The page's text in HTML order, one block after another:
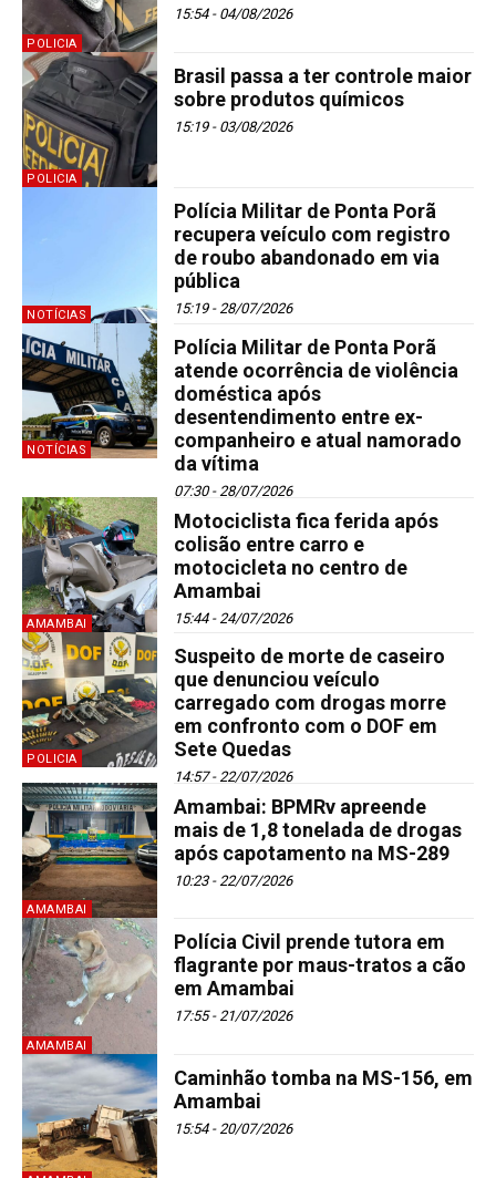
POLICIA
15:54 - 04/08/2026
POLICIA
Brasil passa a ter controle maior
sobre produtos químicos
15:19 - 03/08/2026
NOTÍCIAS
Polícia Militar de Ponta Porã
recupera veículo com registro
de roubo abandonado em via
pública
15:19 - 28/07/2026
NOTÍCIAS
Polícia Militar de Ponta Porã
atende ocorrência de violência
doméstica após
desentendimento entre ex-
companheiro e atual namorado
da vítima
07:30 - 28/07/2026
AMAMBAI
Motociclista fica ferida após
colisão entre carro e
motocicleta no centro de
Amambai
15:44 - 24/07/2026
POLICIA
Suspeito de morte de caseiro
que denunciou veículo
carregado com drogas morre
em confronto com o DOF em
Sete Quedas
14:57 - 22/07/2026
AMAMBAI
Amambai: BPMRv apreende
mais de 1,8 tonelada de drogas
após capotamento na MS-289
10:23 - 22/07/2026
AMAMBAI
Polícia Civil prende tutora em
flagrante por maus-tratos a cão
em Amambai
17:55 - 21/07/2026
Caminhão tomba na MS-156, em
Amambai
15:54 - 20/07/2026